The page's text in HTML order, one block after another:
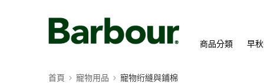
商品分類 早
首頁 寵物用品 寵物绗縫與鋪棉